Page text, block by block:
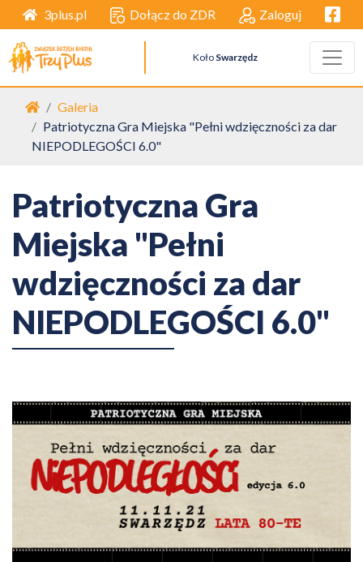
3plus.pl Dołącz do ZDR Zaloguj
Koło Swarzędz
Strona główna
Galeria
Patriotyczna Gra Miejska "Pełni wdzięczności za dar
NIEPODLEGOŚCI 6.0"
Patriotyczna Gra
Miejska "Pełni
wdzięczności za dar
NIEPODLEGOŚCI 6.0"